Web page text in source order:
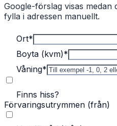
Google-förslag visas medan
fylla i adressen manuellt.
Ort*
Boyta (kvm)*
Våning*
Finns hiss?
Förvaringsutrymmen (från)